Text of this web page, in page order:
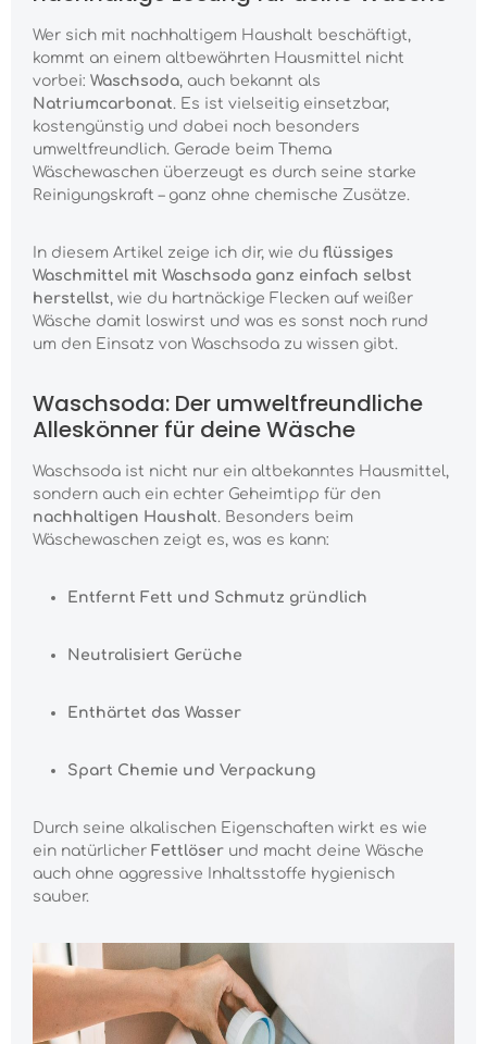
Wer sich mit nachhaltigem Haushalt beschäftigt,
kommt an einem altbewährten Hausmittel nicht
vorbei: Waschsoda, auch bekannt als
Natriumcarbonat. Es ist vielseitig einsetzbar,
kostengünstig und dabei noch besonders
umweltfreundlich. Gerade beim Thema
Wäschewaschen überzeugt es durch seine starke
Reinigungskraft – ganz ohne chemische Zusätze.
In diesem Artikel zeige ich dir, wie du flüssiges
Waschmittel mit Waschsoda ganz einfach selbst
herstellst, wie du hartnäckige Flecken auf weißer
Wäsche damit loswirst und was es sonst noch rund
um den Einsatz von Waschsoda zu wissen gibt.
Waschsoda: Der umweltfreundliche
Alleskönner für deine Wäsche
Waschsoda ist nicht nur ein altbekanntes Hausmittel,
sondern auch ein echter Geheimtipp für den
nachhaltigen Haushalt. Besonders beim
Wäschewaschen zeigt es, was es kann:
Entfernt Fett und Schmutz gründlich
Neutralisiert Gerüche
Enthärtet das Wasser
Spart Chemie und Verpackung
Durch seine alkalischen Eigenschaften wirkt es wie
ein natürlicher Fettlöser und macht deine Wäsche
auch ohne aggressive Inhaltsstoffe hygienisch
sauber.